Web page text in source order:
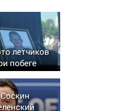
летчиков
побеге